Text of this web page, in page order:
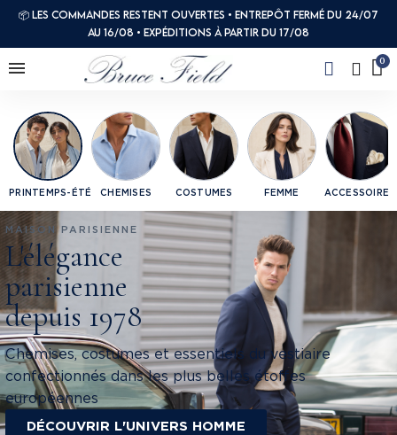
📦 Les commandes restent ouvertes • Entrepôt fermé du 24/07
au 16/08 • Expéditions à partir du 17/08
PRINTEMPS-ÉTÉ CHEMISES COSTUMES FEMME ACCESSOIRES
MAISON PARISIENNE
L'élégance
parisienne
depuis 1978
Chemises, costumes et essentiels du vestiaire
confectionnés dans les plus belles étoffes
européennes
DÉCOUVRIR L'UNIVERS HOMME